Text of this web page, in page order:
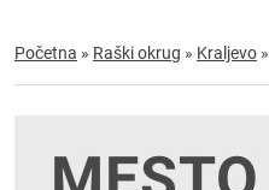
Početna » Raški okrug » Kraljevo »